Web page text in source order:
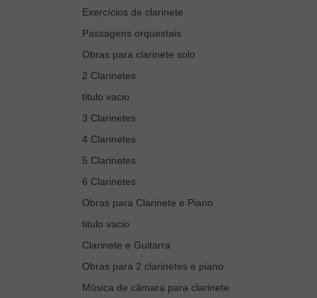
Exercícios de clarinete
Passagens orquestais
Obras para clarinete solo
2 Clarinetes
titulo vacio
3 Clarinetes
4 Clarinetes
5 Clarinetes
6 Clarinetes
Obras para Clarinete e Piano
titulo vacio
Clarinete e Guitarra
Obras para 2 clarinetes e piano
Música de câmara para clarinete